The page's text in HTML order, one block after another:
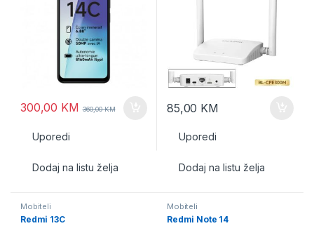
300,00 KM 360,00KM
Uporedi
Dodaj na listu želja
85,00 KM
Uporedi
Dodaj na listu želja
Mobiteli
Redmi 13C
Mobiteli
Redmi Note 14